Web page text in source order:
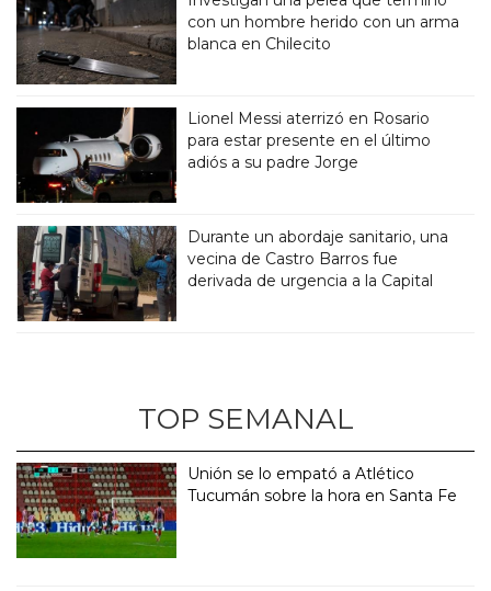
con un hombre herido con un arma
blanca en Chilecito
Lionel Messi aterrizó en Rosario
para estar presente en el último
adiós a su padre Jorge
Durante un abordaje sanitario, una
vecina de Castro Barros fue
derivada de urgencia a la Capital
TOP SEMANAL
Unión se lo empató a Atlético
Tucumán sobre la hora en Santa Fe